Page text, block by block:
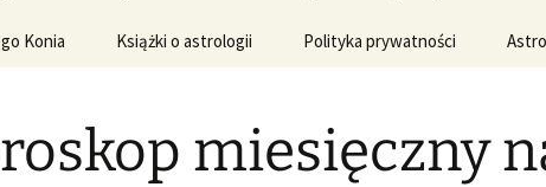
Konia Książki o astrologii Polityka prywatności
miesięczny